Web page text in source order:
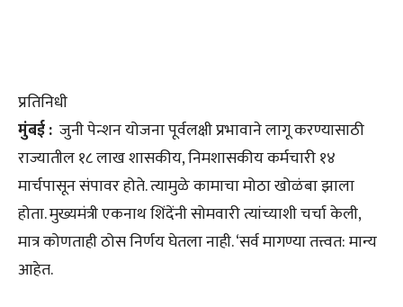
प्रतिनिधी
मुंबई : जुनी पेन्शन योजना पूर्वलक्षी प्रभावाने लागू करण्यासाठी
राज्यातील १८ लाख शासकीय, निमशासकीय कर्मचारी १४
मार्चपासून संपावर होते. त्यामुळे कामाचा मोठा खोळंबा झाला
होता. मुख्यमंत्री एकनाथ शिंदेंनी सोमवारी त्यांच्याशी चर्चा केली,
मात्र कोणताही ठोस निर्णय घेतला नाही. ‘सर्व मागण्या तत्त्वत: मान्य
आहेत.